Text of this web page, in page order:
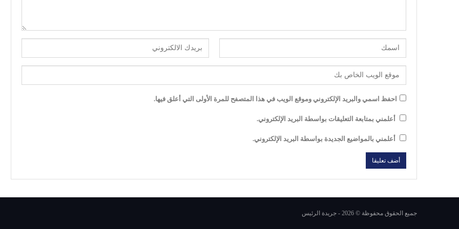
احفظ اسمي والبريد الإلكتروني وموقع الويب في هذا المتصفح للمرة الأولى التي أعلق فيها.
أعلمني بمتابعة التعليقات بواسطة البريد الإلكتروني.
أعلمني بالمواضيع الجديدة بواسطة البريد الإلكتروني.
جميع الحقوق محفوظة © 2026 - جريدة الرئيس